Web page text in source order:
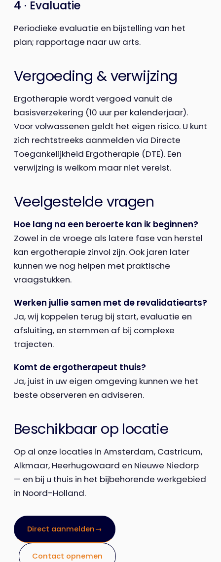
4 · Evaluatie
Periodieke evaluatie en bijstelling van het
plan; rapportage naar uw arts.
Vergoeding & verwijzing
Ergotherapie wordt vergoed vanuit de
basisverzekering (10 uur per kalenderjaar).
Voor volwassenen geldt het eigen risico. U kunt
zich rechtstreeks aanmelden via Directe
Toegankelijkheid Ergotherapie (DTE). Een
verwijzing is welkom maar niet vereist.
Veelgestelde vragen
Hoe lang na een beroerte kan ik beginnen?
Zowel in de vroege als latere fase van herstel
kan ergotherapie zinvol zijn. Ook jaren later
kunnen we nog helpen met praktische
vraagstukken.
Werken jullie samen met de revalidatiearts?
Ja, wij koppelen terug bij start, evaluatie en
afsluiting, en stemmen af bij complexe
trajecten.
Komt de ergotherapeut thuis?
Ja, juist in uw eigen omgeving kunnen we het
beste observeren en adviseren.
Beschikbaar op locatie
Op al onze locaties in Amsterdam, Castricum,
Alkmaar, Heerhugowaard en Nieuwe Niedorp
— en bij u thuis in het bijbehorende werkgebied
in Noord-Holland.
Direct aanmelden→
Contact opnemen